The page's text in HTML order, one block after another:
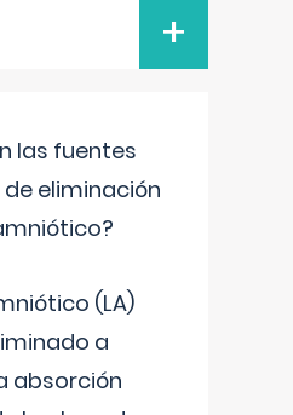
+
las fuentes
eliminación
(LA)
a
absorción